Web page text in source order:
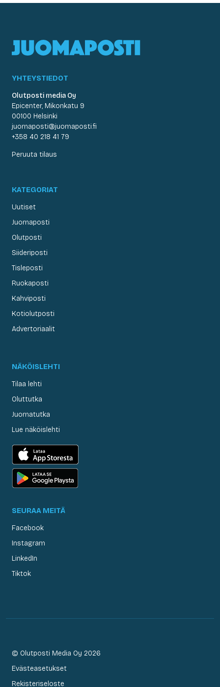
YHTEYSTIEDOT
Olutposti media Oy
Epicenter, Mikonkatu 9
00100 Helsinki
juomaposti@juomaposti.fi
+358 40 218 41 79
Peruuta tilaus
KATEGORIAT
Uutiset
Juomaposti
Olutposti
Siideriposti
Tisleposti
Ruokaposti
Kahviposti
Kotiolutposti
Advertoriaalit
NÄKÖISLEHTI
Tilaa lehti
Oluttutka
Juomatutka
Lue näköislehti
SEURAA MEITÄ
Facebook
Instagram
LinkedIn
Tiktok
© Olutposti Media Oy 2026
Evästeasetukset
Rekisteriseloste